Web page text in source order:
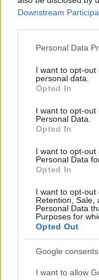
Downstream
Please note that this
not limited to your
grant or deny
use your data for
consent section.
Personal Data
I want to opt-
personal data.
Opted In
I want to opt-out
Personal Data.
Opted In
I want to opt-
Personal Data
Opted In
I want to opt-out
Retention, Sale,
Personal Data
Purposes for
Opted Out
Google consents
I want to allow